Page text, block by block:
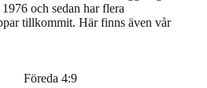
och sedan har flera
tillkommit. Här finns även vår
Föreda 4:9